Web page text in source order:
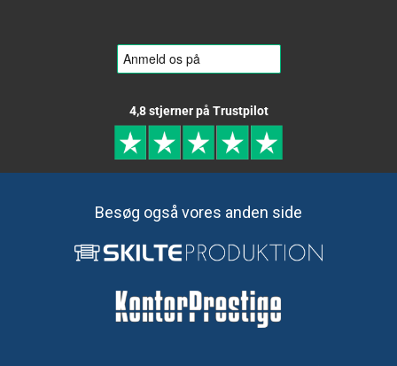
4,8 stjerner på Trustpilot
Besøg også vores anden side